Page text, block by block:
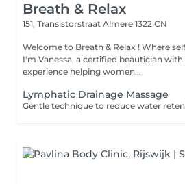
Breath & Relax
151, Transistorstraat Almere 1322 CN
Welcome to Breath & Relax ! Where self-care meets expertise.
I'm Vanessa, a certified beautician
experience helping women...
Lymphatic Drainage Massage